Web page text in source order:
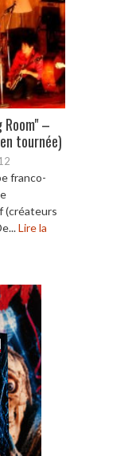
Room" –
tournée)
franco-
(créateurs
Lire la